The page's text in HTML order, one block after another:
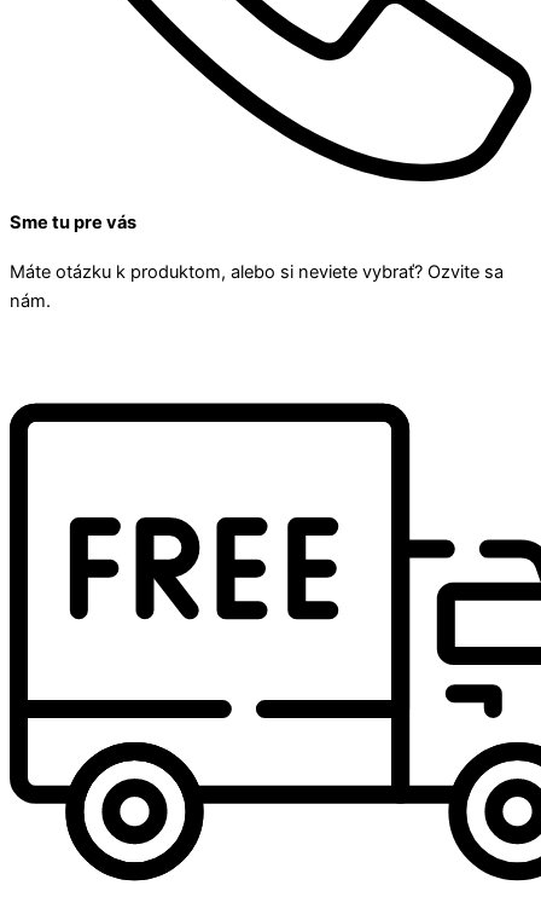
Sme tu pre vás
Máte otázku k produktom, alebo si neviete vybrať? Ozvite sa
nám.